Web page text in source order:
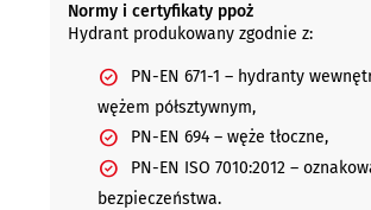
Normy i certyfikaty ppoż
Hydrant produkowany zgodnie z:
PN-EN 671-1 – hydranty
wężem półsztywnym,
PN-EN 694 – węże tłoczne,
PN-EN ISO 7010:2012 –
bezpieczeństwa.